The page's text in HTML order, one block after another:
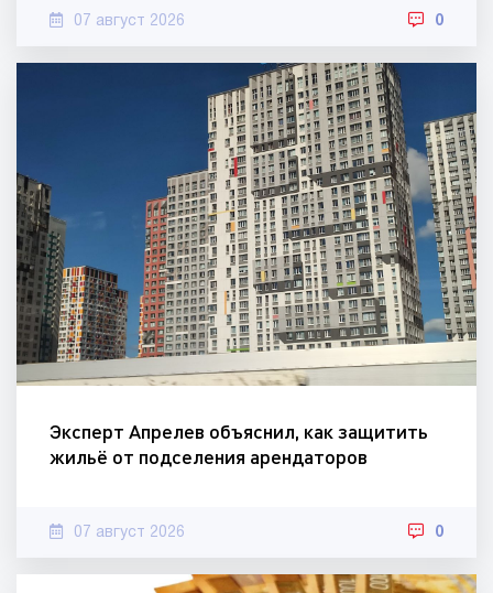
07 август 2026 0
Эксперт Апрелев объяснил, как защитить
жильё от подселения арендаторов
07 август 2026 0